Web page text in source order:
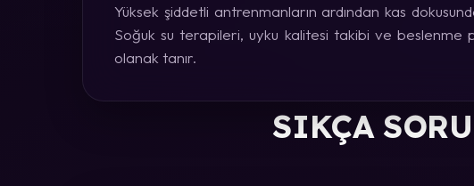
Yüksek şiddetli antrenmanların ardından kas
Soğuk su terapileri, uyku kalitesi takibi ve beslenme
olanak tanır.
SIKÇA